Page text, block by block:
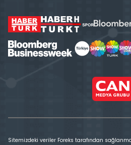
Sitemizdeki veriler Foreks tarafından